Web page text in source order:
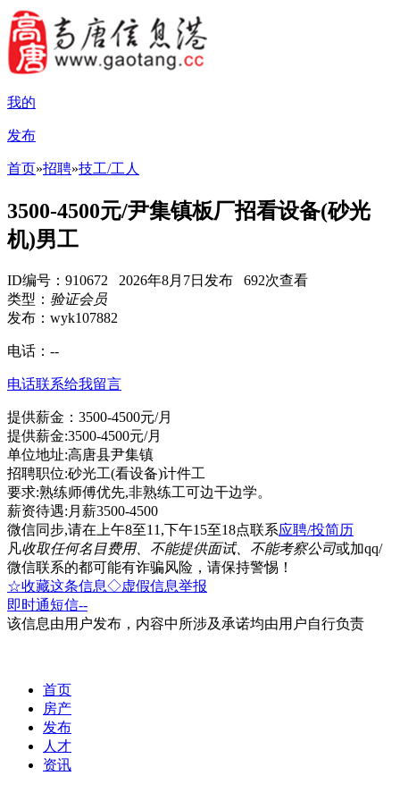
我的
发布
首页»招聘»技工/工人
3500-4500元/尹集镇板厂招看设备(砂光
机)男工
ID编号：910672 2026年8月7日发布 692次查看
类型： 验证会员
发布：wyk107882
电话： --
电话联系给我留言
提供薪金：3500-4500元/月
提供薪金:3500-4500元/月
单位地址:高唐县尹集镇
招聘职位:砂光工(看设备)计件工
要求:熟练师傅优先,非熟练工可边干边学。
薪资待遇:月薪3500-4500
微信同步,请在上午8至11,下午15至18点联系应聘/投简历
凡收取任何名目费用、不能提供面试、不能考察公司或加qq/
微信联系的都可能有诈骗风险，请保持警惕！
☆收藏这条信息◇虚假信息举报
即时通短信--
该信息由用户发布，内容中所涉及承诺均由用户自行负责
首页
房产
发布
人才
资讯